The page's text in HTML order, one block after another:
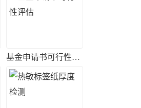
基金申请书可行性评估